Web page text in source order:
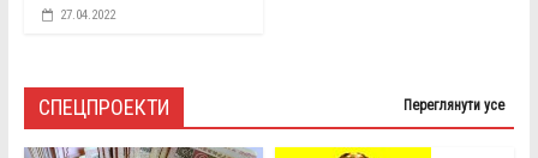
27.04.2022
СПЕЦПРОЕКТИ Переглянути усе